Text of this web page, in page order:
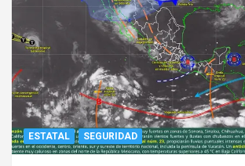
ESTATAL SEGURIDAD